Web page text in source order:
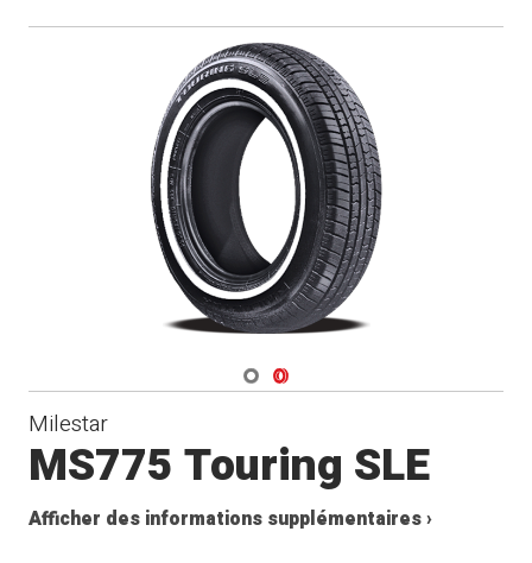
Navigate 1
Navigate 2
Milestar
MS775 Touring SLE
Afficher des informations supplémentaires ›